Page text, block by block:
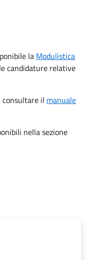
la Modulistica
candidature relative
il manuale
nella sezione